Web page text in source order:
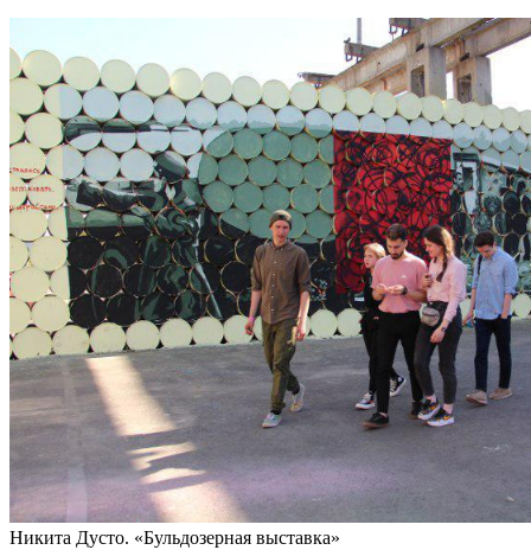
Никита Дусто. «Бульдозерная выставка»